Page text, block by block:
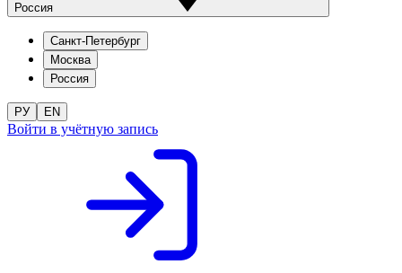
Россия
Санкт-Петербург
Москва
Россия
РУ EN
Войти в учётную запись